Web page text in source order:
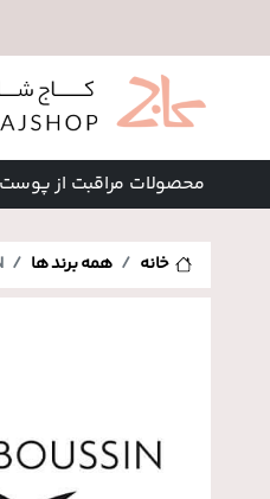
محصولات مراقبت از پوست
خانه همه برند ها